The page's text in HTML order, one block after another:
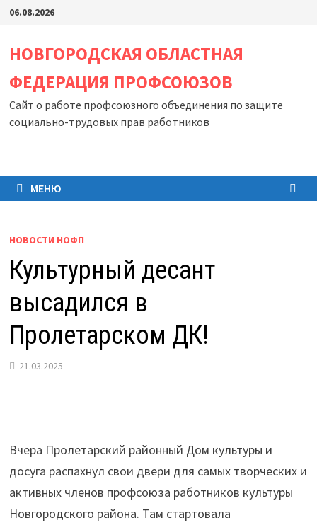
Перейти
содержимому
06.08.2026
НОВГОРОДСКАЯ ОБЛАСТНАЯ
ФЕДЕРАЦИЯ ПРОФСОЮЗОВ
Сайт о работе профсоюзного объединения по защите
социально-трудовых прав работников
МЕНЮ
НОВОСТИ НОФП
Культурный десант
высадился в
Пролетарском ДК!
21.03.2025
Вчера Пролетарский районный Дом культуры и
досуга распахнул свои двери для самых творческих и
активных членов профсоюза работников культуры
Новгородского района. Там стартовала